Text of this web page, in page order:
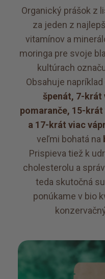
Organický prášok z
za jeden z
vitamínov a
moringa pre svoje
kultúrach
Obsahuje napríklad
špenát, 7-krát
pomaranče, 15-
a 17-krát viac
veľmi bohatá na
Prispieva tiež k
cholesterolu a
teda skutočná
ponúkame v bio